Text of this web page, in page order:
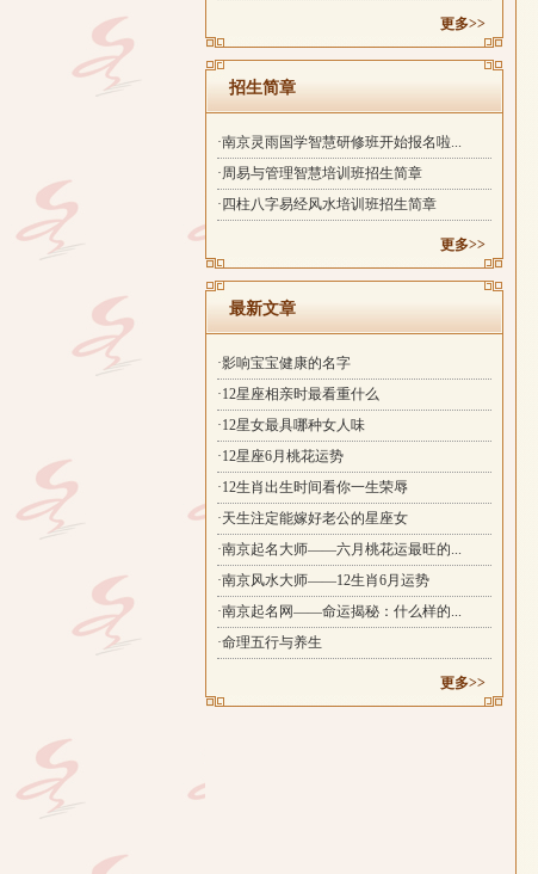
更多>>
招生简章
·南京灵雨国学智慧研修班开始报名啦...
·周易与管理智慧培训班招生简章
·四柱八字易经风水培训班招生简章
更多>>
最新文章
·影响宝宝健康的名字
·12星座相亲时最看重什么
·12星女最具哪种女人味
·12星座6月桃花运势
·12生肖出生时间看你一生荣辱
·天生注定能嫁好老公的星座女
·南京起名大师——六月桃花运最旺的...
·南京风水大师——12生肖6月运势
·南京起名网——命运揭秘：什么样的...
·命理五行与养生
更多>>